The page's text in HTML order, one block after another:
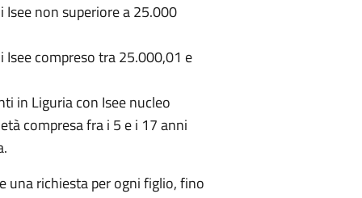
non superiore a 25.000
compreso tra 25.000,01 e
in Liguria con Isee nucleo
compresa fra i 5 e i 17 anni
una richiesta per ogni figlio, fino